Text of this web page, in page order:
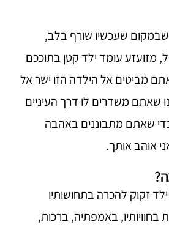
שבמקום שעכשיו שורף בלב,
מזועזע עומד ילד קטן בתוככם
מביטים אל הילדה הזו ישר אל
שאתם משדרים לו דרך העיניים
שאתם מתבוננים באהבה
אוהב אותך.
זקוק להכרה בתחושותיו
בחוויותיו, באמפתיה, ברכות,